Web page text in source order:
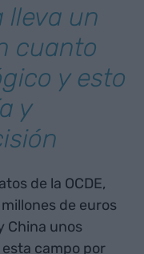
lleva un
cuanto
y esto
y
de la OCDE,
de euros
China unos
campo por